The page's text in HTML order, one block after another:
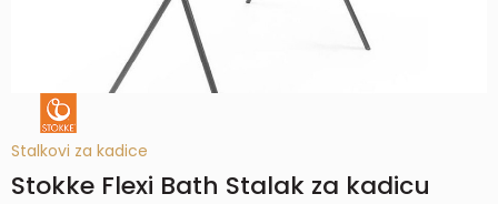
Stalkovi za kadice
Stokke Flexi Bath Stalak za kadicu